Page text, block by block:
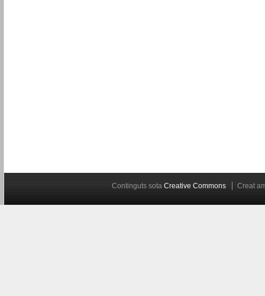
Continguts sotaCreative Commons Creat